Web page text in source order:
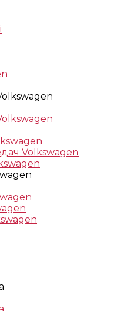
Volkswagen